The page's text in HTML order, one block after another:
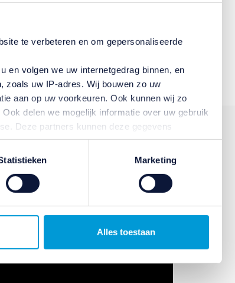
te verbeteren en om gepersonaliseerde
en volgen we uw internetgedrag binnen, en
zoals uw IP-adres. Wij bouwen zo uw
aan op uw voorkeuren. Ook kunnen wij zo
delen we mogelijk informatie over uw gebruik
Deze partners kunnen deze gegevens
verzameld op basis van uw gebruik van
of uw toestemming intrekken door te
Marketing
Alles toestaan